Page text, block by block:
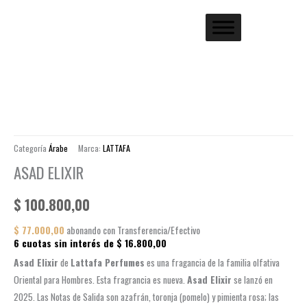
Categoría Árabe Marca: LATTAFA
ASAD ELIXIR
$ 100.800,00
$ 77.000,00 abonando con Transferencia/Efectivo
6 cuotas sin interés de $ 16.800,00
Asad Elixir de Lattafa Perfumes es una fragancia de la familia olfativa
Oriental para Hombres. Esta fragrancia es nueva. Asad Elixir se lanzó en
2025. Las Notas de Salida son azafrán, toronja (pomelo) y pimienta rosa; las